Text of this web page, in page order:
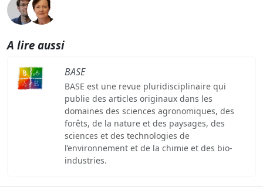
A lire aussi
BASE
BASE est une revue pluridisciplinaire qui
publie des articles originaux dans les
domaines des sciences agronomiques, des
forêts, de la nature et des paysages, des
sciences et des technologies de
l’environnement et de la chimie et des bio-
industries.